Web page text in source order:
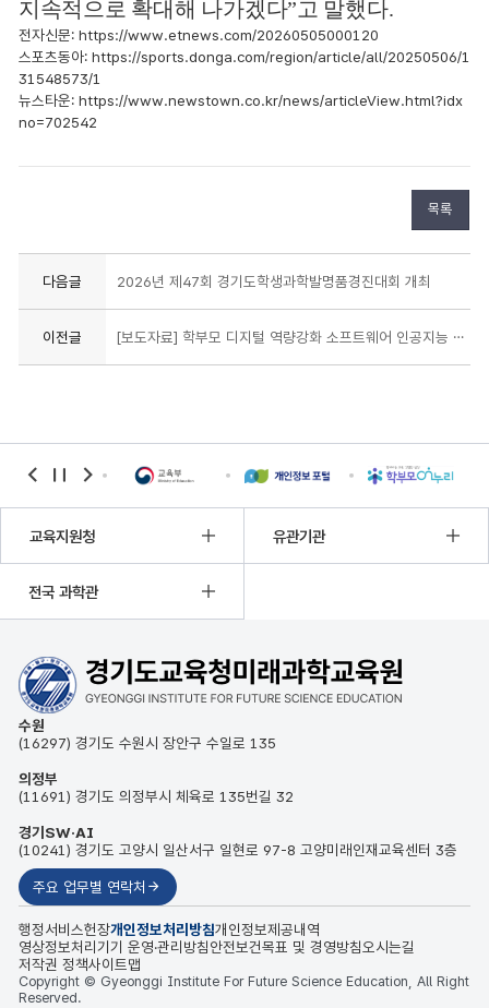
지속적으로 확대해 나가겠다”고 말했다.
전자신문: https://www.etnews.com/20260505000120
스포츠동아: https://sports.donga.com/region/article/all/20250506/1
31548573/1
뉴스타운: https://www.newstown.co.kr/news/articleView.html?idx
no=702542
목록
다음글 2026년 제47회 경기도학생과학발명품경진대회 개최
이전글 [보도자료] 학부모 디지털 역량강화 소프트웨어 인공지능 교육 운영
bannerbannerbanner
교육지원청 유관기관
전국 과학관
수원
(16297) 경기도 수원시 장안구 수일로 135
의정부
(11691) 경기도 의정부시 체육로 135번길 32
경기SW·AI
(10241) 경기도 고양시 일산서구 일현로 97-8 고양미래인재교육센터 3층
주요 업무별 연락처
행정서비스헌장개인정보처리방침개인정보제공내역
영상정보처리기기 운영·관리방침안전보건목표 및 경영방침오시는길
저작권 정책사이트맵
Copyright © Gyeonggi Institute For Future Science Education, All Right
Reserved.